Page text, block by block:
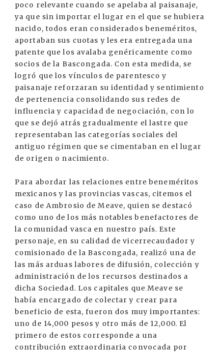
poco relevante cuando se apelaba al paisanaje,
ya que sin importar el lugar en el que se hubiera
nacido, todos eran considerados beneméritos,
aportaban sus cuotas y les era entregada una
patente que los avalaba genéricamente como
socios de la Bascongada. Con esta medida, se
logró que los vínculos de parentesco y
paisanaje reforzaran su identidad y sentimiento
de pertenencia consolidando sus redes de
influencia y capacidad de negociación, con lo
que se dejó atrás gradualmente el lastre que
representaban las categorías sociales del
antiguo régimen que se cimentaban en el lugar
de origen o nacimiento.
Para abordar las relaciones entre beneméritos
mexicanos y las provincias vascas, citemos el
caso de Ambrosio de Meave, quien se destacó
como uno de los más notables benefactores de
la comunidad vasca en nuestro país. Este
personaje, en su calidad de vicerrecaudador y
comisionado de la Bascongada, realizó una de
las más arduas labores de difusión, colección y
administración de los recursos destinados a
dicha Sociedad. Los capitales que Meave se
había encargado de colectar y crear para
beneficio de esta, fueron dos muy importantes:
uno de 14,000 pesos y otro más de 12,000. El
primero de estos corresponde a una
contribución extraordinaria convocada por